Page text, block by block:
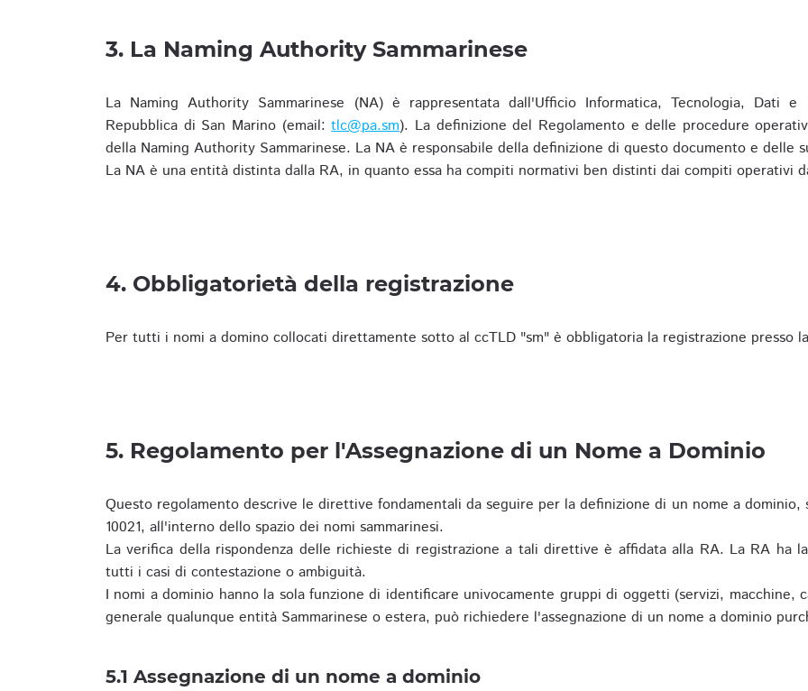
3. La Naming Authority Sammarinese
La Naming Authority Sammarinese (NA) è rappresentata dall'Ufficio Informatica, Tecnologia, Dati
Repubblica di San Marino (email:tlc@pa.sm). La definizione del Regolamento e delle procedure
della Naming Authority Sammarinese. La NA è responsabile della definizione di questo documento e delle
La NA è una entità distinta dalla RA, in quanto essa ha compiti normativi ben distinti dai compiti operativi
4. Obbligatorietà della registrazione
Per tutti i nomi a domino collocati direttamente sotto al ccTLD "sm" è obbligatoria la registrazione presso
5. Regolamento per l'Assegnazione di un Nome a Dominio
Questo regolamento descrive le direttive fondamentali da seguire per la definizione di un nome a
10021, all'interno dello spazio dei nomi sammarinesi.
La verifica della rispondenza delle richieste di registrazione a tali direttive è affidata alla RA. La RA ha
tutti i casi di contestazione o ambiguità.
I nomi a dominio hanno la sola funzione di identificare univocamente gruppi di oggetti (servizi, macchine,
generale qualunque entità Sammarinese o estera, può richiedere l'assegnazione di un nome a dominio
5.1 Assegnazione di un nome a dominio